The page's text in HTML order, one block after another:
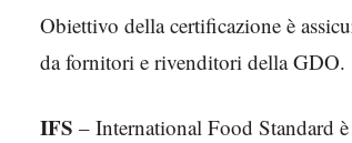
Obiettivo della certificazione è
da fornitori e rivenditori della GDO.
IFS – International Food Standard